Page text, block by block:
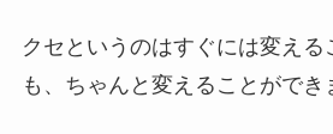
クセというのはすぐには変える
も、ちゃんと変えることができ